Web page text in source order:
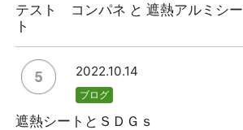
テスト コンパネ と 遮熱アルミシー
ト
2022.10.14
ブログ
遮熱シートとＳＤＧｓ